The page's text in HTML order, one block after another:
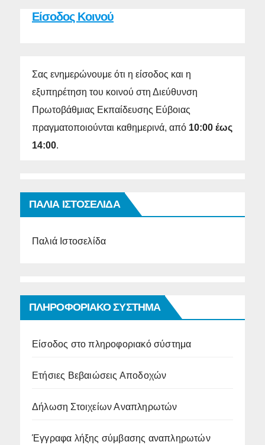
Είσοδος Κοινού
Σας ενημερώνουμε ότι η είσοδος και η
εξυπηρέτηση του κοινού στη Διεύθυνση
Πρωτοβάθμιας Εκπαίδευσης Εύβοιας
πραγματοποιούνται καθημερινά, από 10:00 έως
14:00.
ΠΑΛΙΑ ΙΣΤΟΣΕΛΙΔΑ
Παλιά Ιστοσελίδα
ΠΛΗΡΟΦΟΡΙΑΚΟ ΣΥΣΤΗΜΑ
Είσοδος στο πληροφοριακό σύστημα
Ετήσιες Βεβαιώσεις Αποδοχών
Δήλωση Στοιχείων Αναπληρωτών
Έγγραφα λήξης σύμβασης αναπληρωτών